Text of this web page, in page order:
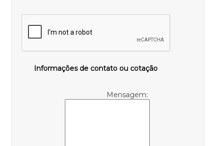
Informações de contato ou cotação
Mensagem: